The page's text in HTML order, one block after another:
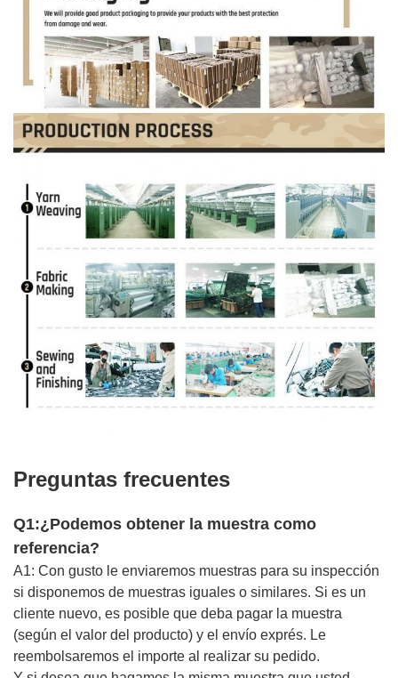
Preguntas frecuentes
Q1:¿Podemos obtener la muestra como
referencia?
A1: Con gusto le enviaremos muestras para su inspección
si disponemos de muestras iguales o similares. Si es un
cliente nuevo, es posible que deba pagar la muestra
(según el valor del producto) y el envío exprés. Le
reembolsaremos el importe al realizar su pedido.